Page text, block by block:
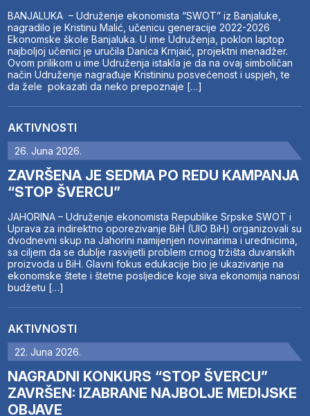
BANJALUKA – Udruženje ekonomista “SWOT” iz Banjaluke,
nagradilo je Kristinu Malić, učenicu generacije 2022-2026
Ekonomske škole Banjaluka. U ime Udruženja, poklon laptop
najboljoj učenici je uručila Danica Krnjaić, projektni menadžer.
Ovom prilikom u ime Udruženja istakla je da na ovaj simboličan
način Udruženje nagrađuje Kristininu posvećenost i uspjeh, te
da žele pokazati da neko prepoznaje […]
AKTIVNOSTI
26. Juna 2026.
ZAVRŠENA JE SEDMA PO REDU KAMPANJA
“STOP ŠVERCU”
JAHORINA – Udruženje ekonomista Republike Srpske SWOT i
Uprava za indirektno oporezivanje BiH (UIO BiH) organizovali su
dvodnevni skup na Jahorini namijenjen novinarima i urednicima,
sa ciljem da se dublje rasvijetli problem crnog tržišta duvanskih
proizvoda u BiH. Glavni fokus edukacije bio je ukazivanje na
ekonomske štete i štetne posljedice koje siva ekonomija nanosi
budžetu […]
AKTIVNOSTI
22. Juna 2026.
NAGRADNI KONKURS “STOP ŠVERCU”
ZAVRŠEN: IZABRANE NAJBOLJE MEDIJSKE
OBJAVE